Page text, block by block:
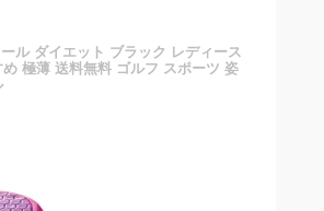
ル ダイエット ブラック レディース
極薄 送料無料 ゴルフ スポーツ 姿